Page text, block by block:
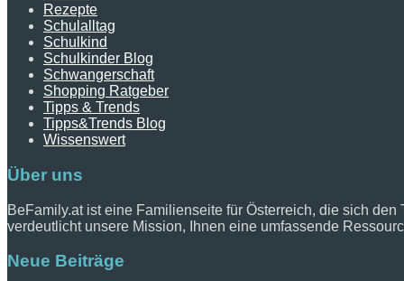
Rezepte
Schulalltag
Schulkind
Schulkinder Blog
Schwangerschaft
Shopping Ratgeber
Tipps & Trends
Tipps&Trends Blog
Wissenswert
Über uns
BeFamily.at ist eine Familienseite für Österreich, die sich
verdeutlicht unsere Mission, Ihnen eine umfassende
Neue Beiträge